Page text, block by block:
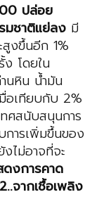
ปล่อย
มชาติแย่ลง มี
งขึ้นอีก 1%
โดยใน
นหิน น้ำมัน
อเทียบกับ 2%
ศสนับสนุนการ
ารเพิ่มขึ้นของ
ไม่อาจที่จะ
งการคาด
..จากเชื้อเพลิง